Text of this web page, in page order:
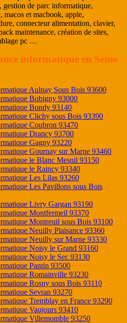
gestion de parc informatique,
macos et macbook, apple,
connecteur alimentation, clavier,
maintenance, création de sites,
pc …
informatique en Seine
Aulnay Sous Bois 93600
Bobigny 93000
Bondy 93140
Clichy sous Bois 93390
Coubron 93470
Drancy 93700
Gagny 93220
Gournay sur Marne 93460
le Blanc Mesnil 93150
le Raincy 93340
Les Lilas 93260
Les Pavillons sous Bois
Livry Gargan 93190
Montfermeil 93370
Montreuil sous Bois 93100
Neuilly Plaisance 93360
Neuilly sur Marne 93330
Noisy le Grand 93160
Noisy le Sec 93130
Pantin 93500
Romainville 93230
Rosny sous Bois 93110
Sevran 93270
Tremblay en France 93290
Vaujours 93410
Villemomble 93250